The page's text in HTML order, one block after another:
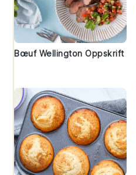
Bœuf Wellington Oppskrift